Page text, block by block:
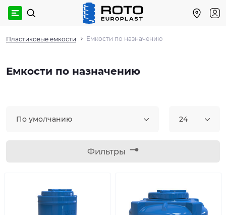
Пластиковые емкости Емкости по назначению
Емкости по назначению
По умолчанию 24
Фильтры